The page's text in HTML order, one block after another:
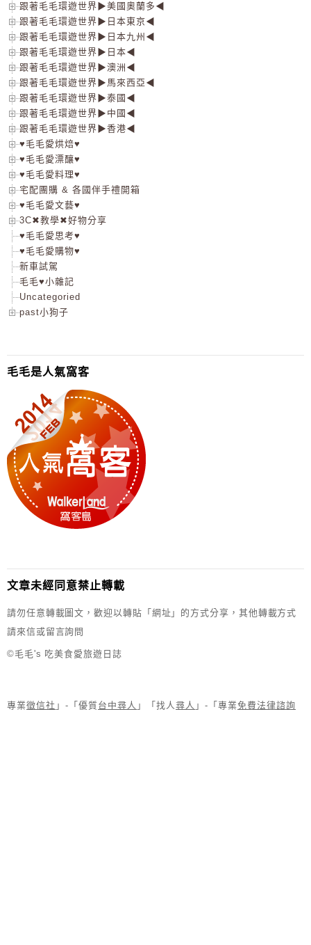
跟著毛毛環遊世界▶美國奧蘭多◀
跟著毛毛環遊世界▶日本東京◀
跟著毛毛環遊世界▶日本九州◀
跟著毛毛環遊世界▶日本◀
跟著毛毛環遊世界▶澳洲◀
跟著毛毛環遊世界▶馬來西亞◀
跟著毛毛環遊世界▶泰國◀
跟著毛毛環遊世界▶中國◀
跟著毛毛環遊世界▶香港◀
♥毛毛愛烘焙♥
♥毛毛愛漂釀♥
♥毛毛愛料理♥
宅配團購 & 各國伴手禮開箱
♥毛毛愛文藝♥
3C✖教學✖好物分享
♥毛毛愛思考♥
♥毛毛愛購物♥
新車試駕
毛毛♥小雜記
Uncategoried
past小狗子
毛毛是人氣窩客
文章未經同意禁止轉載
請勿任意轉載圖文，歡迎以轉貼「網址」的方式分享，其他轉載方式
請來信或留言詢問
©毛毛's 吃美食愛旅遊日誌
專業徵信社 」-「優質台中尋人 」「找人尋人 」-「專業免費法律諮詢